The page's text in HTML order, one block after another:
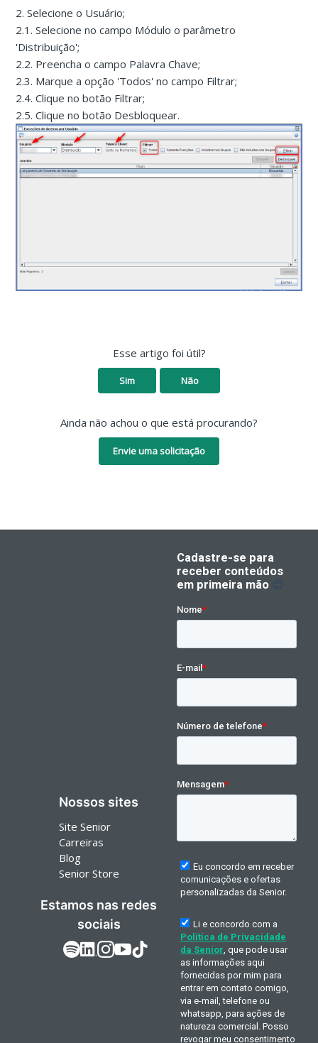
2. Selecione o Usuário;
2.1. Selecione no campo Módulo o parâmetro
'Distribuição';
2.2. Preencha o campo Palavra Chave;
2.3. Marque a opção 'Todos' no campo Filtrar;
2.4. Clique no botão Filtrar;
2.5. Clique no botão Desbloquear.
Esse artigo foi útil?
Sim Não
Ainda não achou o que está procurando?
Envie uma solicitação
Nossos sites
Site Senior
Carreiras
Blog
Senior Store
Estamos nas redes
sociais